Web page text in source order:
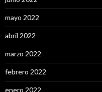
mayo 2022
abril 2022
marzo 2022
febrero 2022
enero 2022